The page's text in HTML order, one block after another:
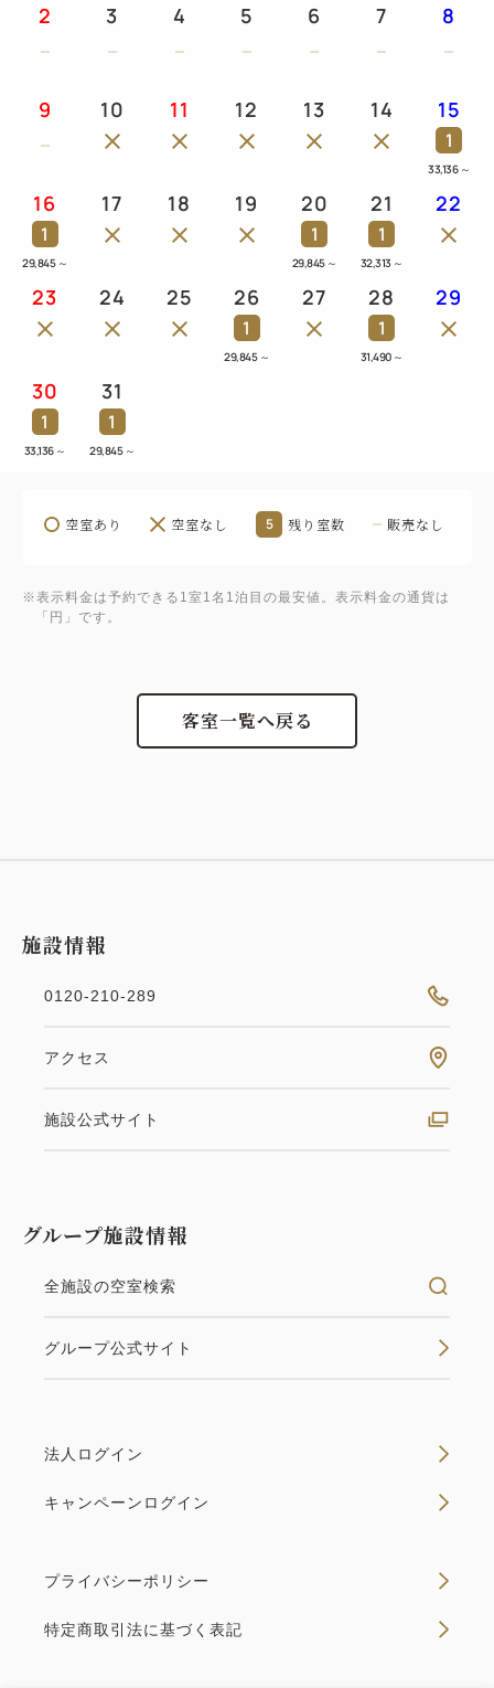
2 3 4 5 6 7 8
9 10 11 12 13 14 15
1
33,136 ～
16
1
29,845 ～
17 18 19 20
1
29,845 ～
21
1
32,313 ～
22
23 24 25 26
1
29,845 ～
27 28
1
31,490 ～
29
30
1
33,136 ～
31
1
29,845 ～
空室あり 空室なし 5 残り室数 販売なし
※表示料金は予約できる1室1名1泊目の最安値。表示料金の通貨は
「円」です。
客室一覧へ戻る
施設情報
0120-210-289
アクセス
施設公式サイト
グループ施設情報
全施設の空室検索
グループ公式サイト
法人ログイン
キャンペーンログイン
プライバシーポリシー
特定商取引法に基づく表記